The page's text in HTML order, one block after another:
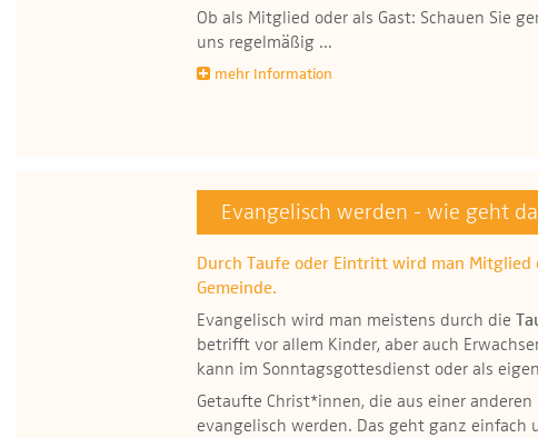
Ob als Mitglied oder als Gast: Schauen Sie
uns regelmäßig ...
mehr Information
Evangelisch werden - wie geht
Durch Taufe oder Eintritt wird man Mitglied
Gemeinde.
Evangelisch wird man meistens durch die
betrifft vor allem Kinder, aber auch
kann im Sonntagsgottesdienst oder als
Getaufte Christ*innen, die aus einer
evangelisch werden. Das geht ganz einfach